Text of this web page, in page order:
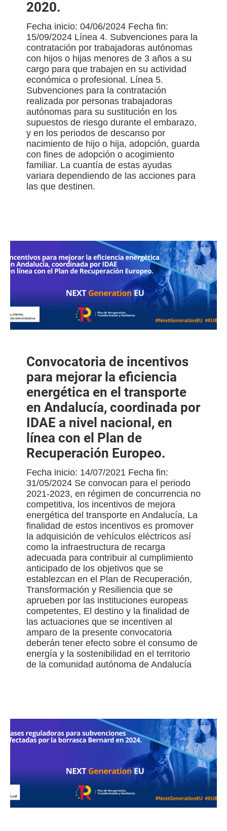
2020.
Fecha inicio: 04/06/2024 Fecha fin:
15/09/2024 Línea 4. Subvenciones para la
contratación por trabajadoras autónomas
con hijos o hijas menores de 3 años a su
cargo para que trabajen en su actividad
económica o profesional. Línea 5.
Subvenciones para la contratación
realizada por personas trabajadoras
autónomas para su sustitución en los
supuestos de riesgo durante el embarazo,
y en los periodos de descanso por
nacimiento de hijo o hija, adopción, guarda
con fines de adopción o acogimiento
familiar. La cuantía de estas ayudas
variara dependiendo de las acciones para
las que destinen.
Convocatoria de incentivos
para mejorar la eficiencia
energética en el transporte
en Andalucía, coordinada por
IDAE a nivel nacional, en
línea con el Plan de
Recuperación Europeo.
Fecha inicio: 14/07/2021 Fecha fin:
31/05/2024 Se convocan para el periodo
2021-2023, en régimen de concurrencia no
competitiva, los incentivos de mejora
energética del transporte en Andalucía, La
finalidad de estos incentivos es promover
la adquisición de vehículos eléctricos así
como la infraestructura de recarga
adecuada para contribuir al cumplimiento
anticipado de los objetivos que se
establezcan en el Plan de Recuperación,
Transformación y Resiliencia que se
aprueben por las instituciones europeas
competentes, El destino y la finalidad de
las actuaciones que se incentiven al
amparo de la presente convocatoria
deberán tener efecto sobre el consumo de
energía y la sostenibilidad en el territorio
de la comunidad autónoma de Andalucía